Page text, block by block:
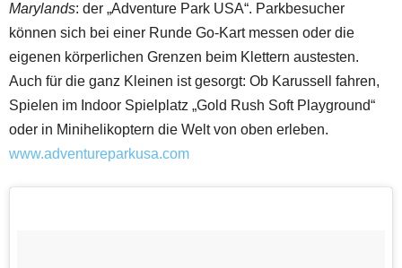
Marylands: der „Adventure Park USA“. Parkbesucher
können sich bei einer Runde Go-Kart messen oder die
eigenen körperlichen Grenzen beim Klettern austesten.
Auch für die ganz Kleinen ist gesorgt: Ob Karussell fahren,
Spielen im Indoor Spielplatz „Gold Rush Soft Playground“
oder in Minihelikoptern die Welt von oben erleben.
www.adventureparkusa.com